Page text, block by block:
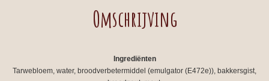
Omschrijving
Ingrediënten
Tarwebloem, water, broodverbetermiddel (emulgator (E472e)), bakkersgist,